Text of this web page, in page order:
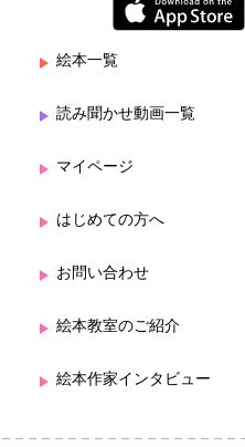
絵本一覧
読み聞かせ動画一覧
マイページ
はじめての方へ
お問い合わせ
絵本教室のご紹介
絵本作家インタビュー